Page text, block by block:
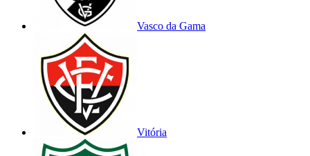
Vasco da Gama
Vitória